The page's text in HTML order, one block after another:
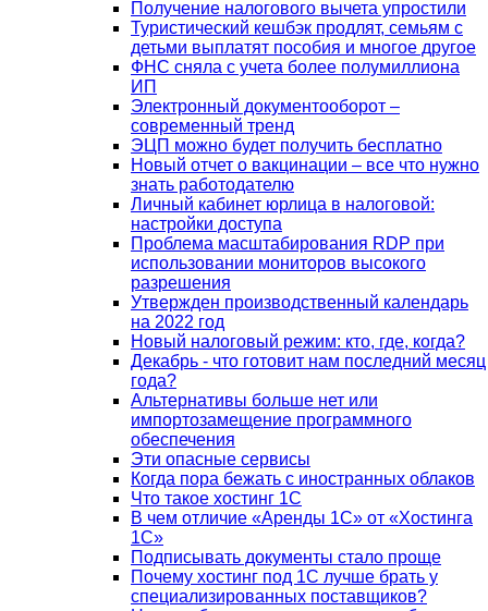
Получение налогового вычета упростили
Туристический кешбэк продлят, семьям с
детьми выплатят пособия и многое другое
ФНС сняла с учета более полумиллиона
ИП
Электронный документооборот –
современный тренд
ЭЦП можно будет получить бесплатно
Новый отчет о вакцинации – все что нужно
знать работодателю
Личный кабинет юрлица в налоговой:
настройки доступа
Проблема масштабирования RDP при
использовании мониторов высокого
разрешения
Утвержден производственный календарь
на 2022 год
Новый налоговый режим: кто, где, когда?
Декабрь - что готовит нам последний месяц
года?
Альтернативы больше нет или
импортозамещение программного
обеспечения
Эти опасные сервисы
Когда пора бежать с иностранных облаков
Что такое хостинг 1С
В чем отличие «Аренды 1С» от «Хостинга
1С»
Подписывать документы стало проще
Почему хостинг под 1С лучше брать у
специализированных поставщиков?